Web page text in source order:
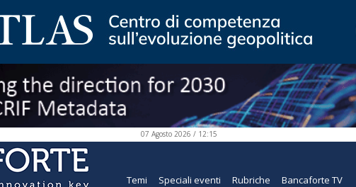
07 Agosto 2026 / 12:15
Temi Speciali eventi Rubriche Bancaforte TV